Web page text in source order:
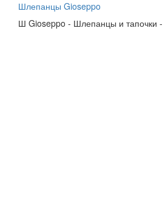
Шлепанцы Gioseppo
Ш Gioseppo - Шлепанцы и тапочки -